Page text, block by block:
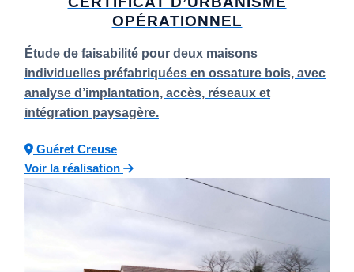
OPÉRATIONNEL
Étude de faisabilité pour deux maisons
individuelles préfabriquées en ossature bois, avec
analyse d’implantation, accès, réseaux et
intégration paysagère.
Guéret Creuse
Voir la réalisation